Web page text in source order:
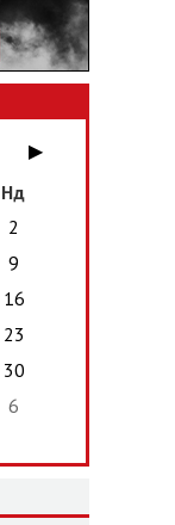
▶
Нд
2
9
16
23
30
6